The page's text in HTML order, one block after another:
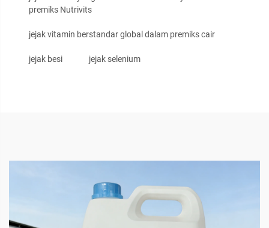
premiks Nutrivits
jejak vitamin berstandar global dalam premiks cair
jejak besi jejak selenium